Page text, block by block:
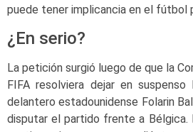
puede tener implicancia en el fútbol
¿En serio?
La petición surgió luego de que la
FIFA resolviera dejar en
delantero estadounidense Folarin
disputar el partido frente a Bélgica.